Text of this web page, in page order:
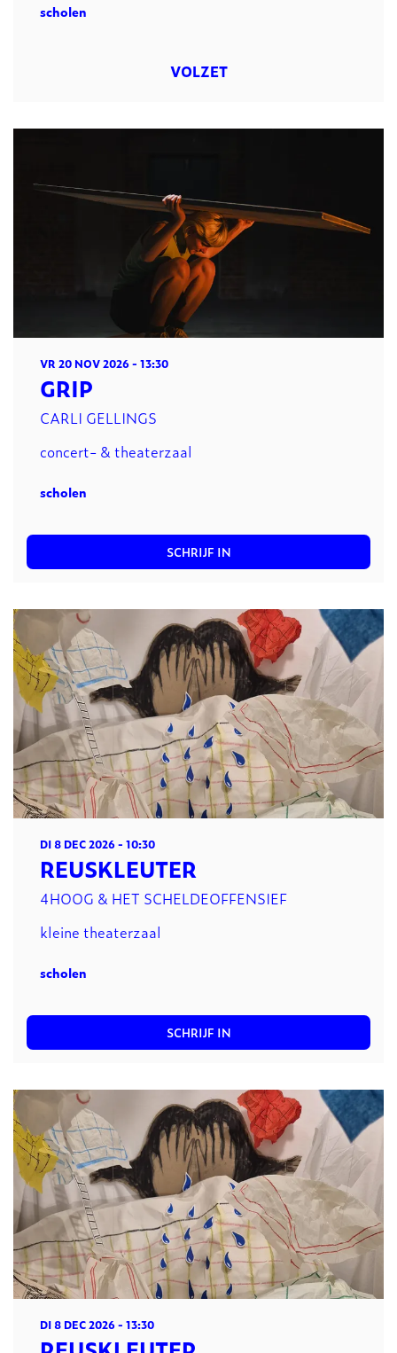
scholen
VOLZET
GRIP
CARLI GELLINGS
VR 20 NOV 2026- 13:30
concert- & theaterzaal
scholen
SCHRIJF IN
REUSKLEUTER
4HOOG & HET SCHELDEOFFENSIEF
DI 8 DEC 2026- 10:30
kleine theaterzaal
scholen
SCHRIJF IN
DI 8 DEC 2026- 13:30